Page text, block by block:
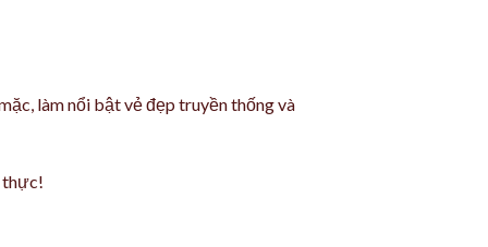
làm nổi bật vẻ đẹp truyền thống và
thực!